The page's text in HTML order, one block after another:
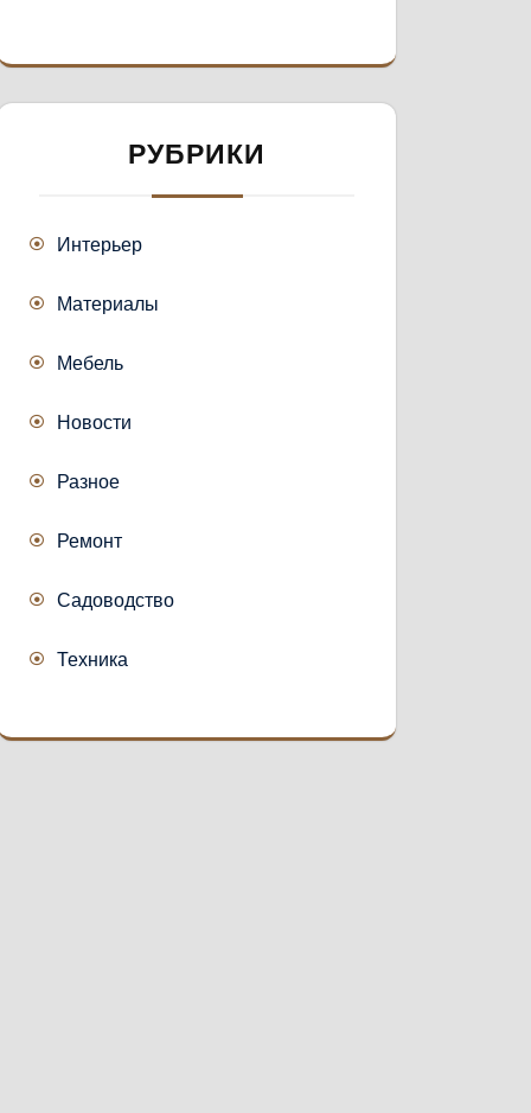
РУБРИКИ
Интерьер
Материалы
Мебель
Новости
Разное
Ремонт
Садоводство
Техника